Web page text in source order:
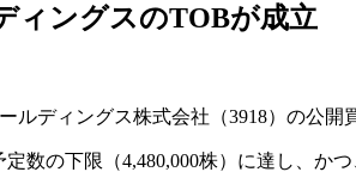
ィングスのTOBが成立
ルディングス株式会社（3918）の公開
数の下限（4,480,000株）に達し、か